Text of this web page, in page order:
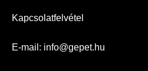
Kapcsolatfelvétel
E-mail: info@gepet.hu